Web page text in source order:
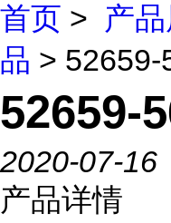
首页 > 产
品 > 52659-
52659-
2020-07-16
产品详情